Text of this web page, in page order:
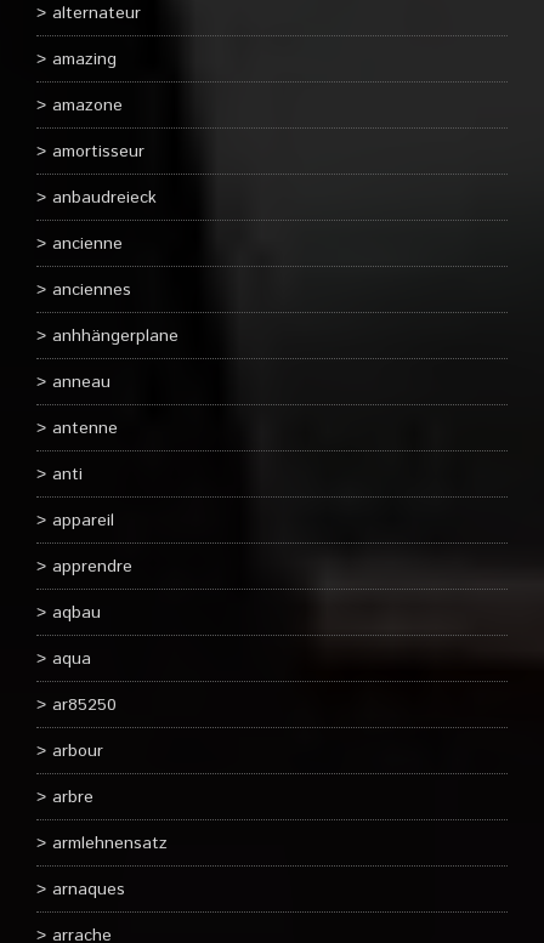
alternateur
amazing
amazone
amortisseur
anbaudreieck
ancienne
anciennes
anhhängerplane
anneau
antenne
anti
appareil
apprendre
aqbau
aqua
ar85250
arbour
arbre
armlehnensatz
arnaques
arrache